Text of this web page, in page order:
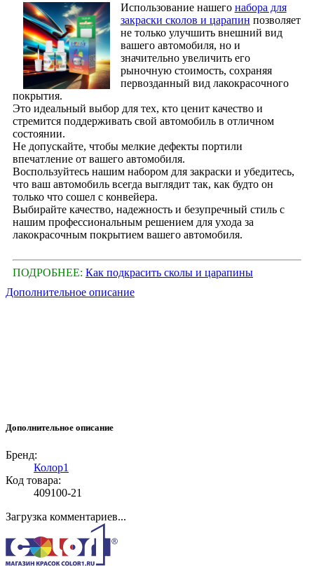
Использование нашего набора для
закраски сколов и царапин позволяет
не только улучшить внешний вид
вашего автомобиля, но и
значительно увеличить его
рыночную стоимость, сохраняя
первозданный вид лакокрасочного
покрытия.
Это идеальный выбор для тех, кто ценит качество и
стремится поддерживать свой автомобиль в отличном
состоянии.
Не допускайте, чтобы мелкие дефекты портили
впечатление от вашего автомобиля.
Воспользуйтесь нашим набором для закраски и убедитесь,
что ваш автомобиль всегда выглядит так, как будто он
только что сошел с конвейера.
Выбирайте качество, надежность и безупречный стиль с
нашим профессиональным решением для ухода за
лакокрасочным покрытием вашего автомобиля.
ПОДРОБНЕЕ: Как подкрасить сколы и царапины
Дополнительное описание
Дополнительное описание
Бренд:
Колор1
Код товара:
409100-21
Загрузка комментариев...